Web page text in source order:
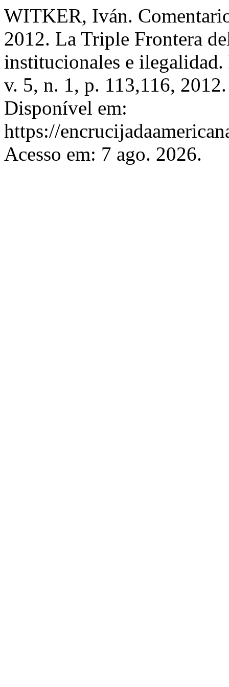
WITKER, Iván.
2012. La Triple Frontera
institucionales e ilegalidad.
v. 5, n. 1, p. 113,116,
Disponível em:
https://
Acesso em: 7 ago. 2026.